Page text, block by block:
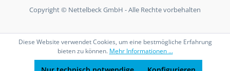
Copyright © Nettelbeck GmbH - Alle Rechte vorbehalten
Diese Website verwendet Cookies, um eine bestmögliche Erfahrung
bieten zu können. Mehr Informationen ...